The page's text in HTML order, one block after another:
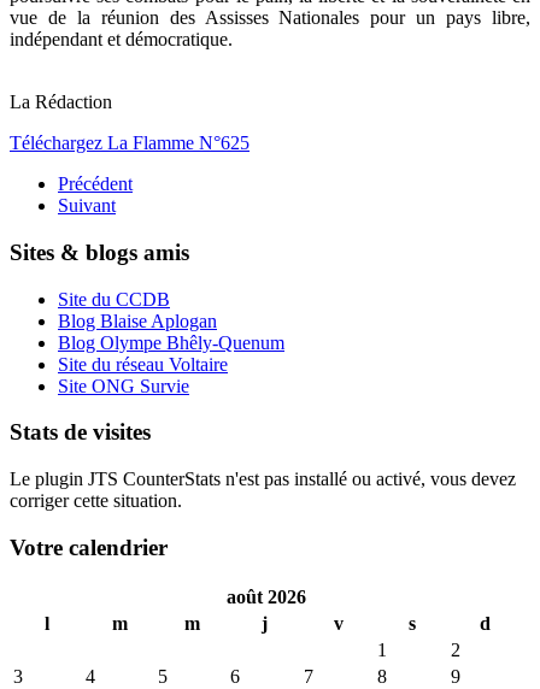
vue de la réunion des Assisses Nationales pour un pays libre,
indépendant et démocratique.
La Rédaction
Téléchargez La Flamme N°625
Précédent
Suivant
Sites & blogs amis
Site du CCDB
Blog Blaise Aplogan
Blog Olympe Bhêly-Quenum
Site du réseau Voltaire
Site ONG Survie
Stats de visites
Le plugin JTS CounterStats n'est pas installé ou activé, vous devez
corriger cette situation.
Votre calendrier
août 2026
l
m m j v s
d
1
2
3
4 5 6 7 8
9